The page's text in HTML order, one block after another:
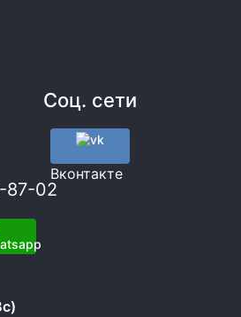
87-02
Соц. сети
Вконтакте